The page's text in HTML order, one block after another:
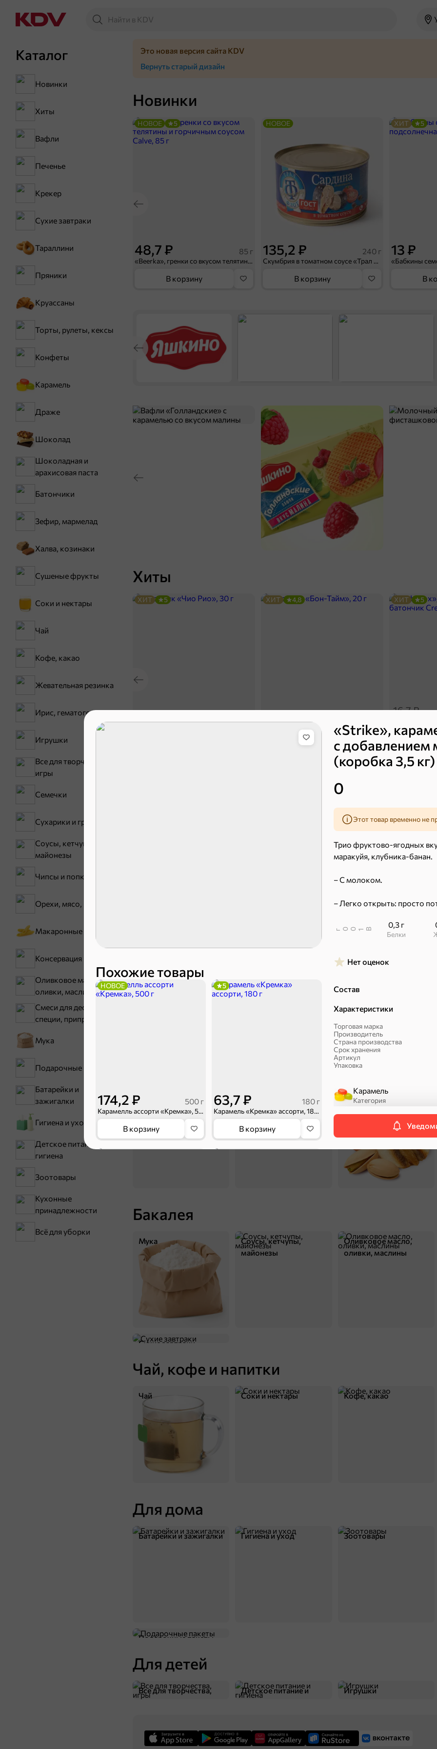
Похожие товары
174,2 ₽ 500 г
Карамелль ассорти «Кремка», 500 г
НОВОЕ
В корзину
63,7 ₽ 180 г
Карамель «Кремка» ассорти, 180 г
5
В корзину
70 г
Карамель «Кремка» с кофе, 70 г
312 ₽
349,7 ₽
В корзину
«Strike»,
с добавлением
(коробка 3,5 кг)
0
Этот товар временно не
Трио фруктово-ягодных
маракуйя, клубника-банан.
– С молоком.
– Легко открыть: просто
В
1 00
г
0,3 г
Белки
Нет оценок
Состав
Характеристики
Торговая марка
Производитель
Страна производства
Срок хранения
Артикул
Упаковка
Карамель
Категория
Каталог
Новинки
Хиты
Вафли
Печенье
Крекер
Сухие завтраки
Тараллини
Пряники
Круассаны
Торты, рулеты, кексы
Конфеты
Карамель
Драже
Шоколад
Шоколадная и
арахисовая паста
Батончики
Зефир, мармелад
Халва, козинаки
Сушеные фрукты
Соки и нектары
Чай
Кофе, какао
Жевательная резинка
Ирис, гематоген
Игрушки
Все для творчества,
игры
Семечки
Сухарики и гренки
Соусы, кетчупы,
майонезы
Чипсы и попкорн
Орехи, мясо, рыба
Макаронные изделия
Консервация
Оливковое масло,
оливки, маслины
Смеси для десертов,
специи, приправы
Мука
Подарочные пакеты
Батарейки и
зажигалки
Гигиена и уход
Детское питание и
гигиена
Зоотовары
Кухонные
принадлежности
Всё для уборки
Новинки
48,7 ₽ 85 г
«Beerka», гренки со вкусом телятины и горчичным соусом Calve, 85 г
НОВОЕ 5
В корзину
135,2 ₽ 240 г
Скумбрия в томатном соусе «Трал Флот», 240 г
НОВОЕ
В корзину
13 ₽
ХИТ 5
В
Хиты
17,5 ₽
ХИТ 5
9,4 ₽ 20 г
Батончик «Бон-Тайм», 20 г
ХИТ 4,8
16,7 ₽
14,2 ₽
ХИТ 5
В
Печенье
Круассаны
Семечки Сухарики и гренки Орехи, мясо, рыба
Бакалея
Мука
Соусы, кетчупы,
майонезы
Оливковое масло,
оливки, маслины
Сухие завтраки
Чай, кофе и напитки
Чай Соки и нектары Кофе, какао
Для дома
Батарейки и зажигалки Гигиена и уход Зоотовары
Подарочные пакеты
Для детей
Все для творчества,
игры
Детское питание и
Игрушки
Это новая версия сайта KDV
Вернуть старый дизайн